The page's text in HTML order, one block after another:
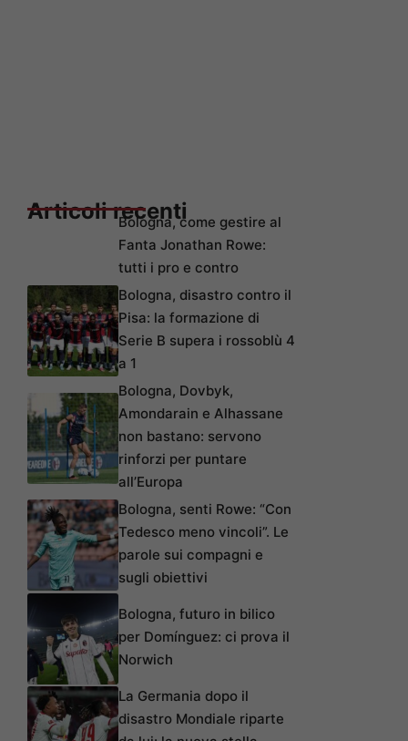
Articoli recentiBologna, come gestire al
Fanta Jonathan Rowe:
tutti i pro e contro
Bologna, disastro contro il
Pisa: la formazione di
Serie B supera i rossoblù 4
a 1
Bologna, Dovbyk,
Amondarain e Alhassane
non bastano: servono
rinforzi per puntare
all’Europa
Bologna, senti Rowe: “Con
Tedesco meno vincoli”. Le
parole sui compagni e
sugli obiettivi
Bologna, futuro in bilico
per Domínguez: ci prova il
Norwich
La Germania dopo il
disastro Mondiale riparte